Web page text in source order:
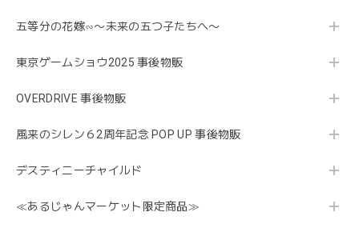
五等分の花嫁∽〜未来の五つ子たちへ〜
東京ゲームショウ2025 事後物販
OVERDRIVE 事後物販
風来のシレン６2周年記念 POP UP 事後物販
デスティニーチャイルド
≪あるじゃんマーケット限定商品≫